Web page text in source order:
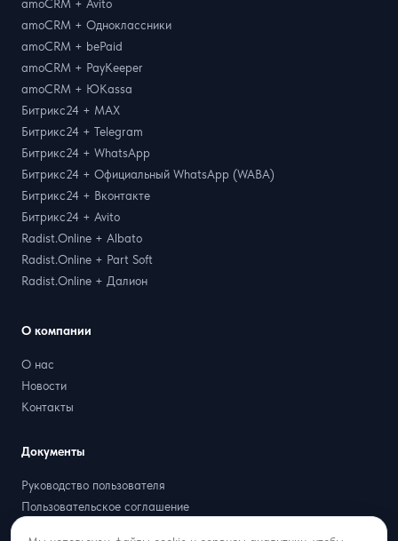
amoCRM + Avito
amoCRM + Одноклассники
amoCRM + bePaid
amoCRM + PayKeeper
amoCRM + ЮKassa
Битрикс24 + MAX
Битрикс24 + Telegram
Битрикс24 + WhatsApp
Битрикс24 + Официальный WhatsApp (WABA)
Битрикс24 + Вконтакте
Битрикс24 + Avito
Radist.Online + Albato
Radist.Online + Part Soft
Radist.Online + Далион
О компании
О нас
Новости
Контакты
Документы
Руководство пользователя
Пользовательское соглашение